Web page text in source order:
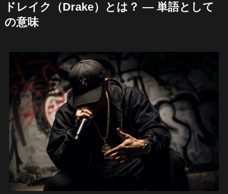
ドレイク（Drake）とは？ — 単語として
の意味